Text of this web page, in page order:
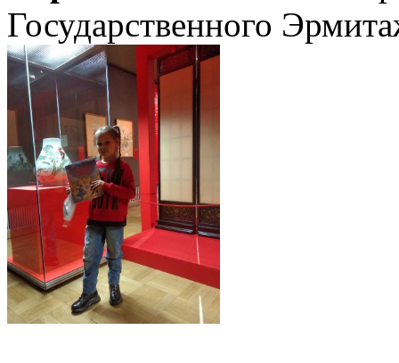
Государственного